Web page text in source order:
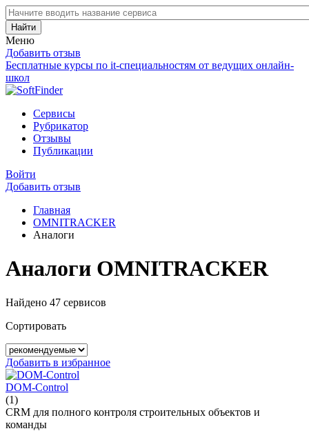
Найти
Меню
Добавить отзыв
Бесплатные курсы по it-специальностям от ведущих онлайн-
школ
Сервисы
Рубрикатор
Отзывы
Публикации
Войти
Добавить отзыв
Главная
OMNITRACKER
Аналоги
Аналоги OMNITRACKER
Найдено 47 сервисов
Сортировать
Добавить в избранное
DOM-Control
(1)
CRM для полного контроля строительных объектов и
команды